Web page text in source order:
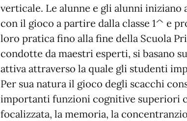
verticale. Le alunne e gli alunni iniziano
con il gioco a partire dalla classe 1^ e
loro pratica fino alla fine della Scuola
condotte da maestri esperti, si basano
attiva attraverso la quale gli studenti
Per sua natura il gioco degli scacchi
importanti funzioni cognitive superiori
focalizzata, la memoria, la